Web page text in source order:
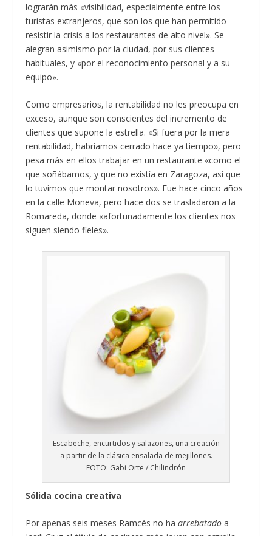
lograrán más «visibilidad, especialmente entre los
turistas extranjeros, que son los que han permitido
resistir la crisis a los restaurantes de alto nivel». Se
alegran asimismo por la ciudad, por sus clientes
habituales, y «por el reconocimiento personal y a su
equipo».
Como empresarios, la rentabilidad no les preocupa en
exceso, aunque son conscientes del incremento de
clientes que supone la estrella. «Si fuera por la mera
rentabilidad, habríamos cerrado hace ya tiempo», pero
pesa más en ellos trabajar en un restaurante «como el
que soñábamos, y que no existía en Zaragoza, así que
lo tuvimos que montar nosotros». Fue hace cinco años
en la calle Moneva, pero hace dos se trasladaron a la
Romareda, donde «afortunadamente los clientes nos
siguen siendo fieles».
Escabeche, encurtidos y salazones, una creación
a partir de la clásica ensalada de mejillones.
FOTO: Gabi Orte / Chilindrón
Sólida cocina creativa
Por apenas seis meses Ramcés no haarrebatado a